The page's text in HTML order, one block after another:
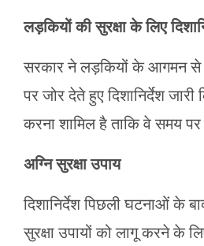
लड़कियों की सुरक्षा के लिए
सरकार ने लड़कियों के आगमन से
पर जोर देते हुए दिशानिर्देश
करना शामिल है ताकि वे समय
अग्नि सुरक्षा उपाय
दिशानिर्देश पिछली घटनाओं के
सुरक्षा उपायों को लागू करने के